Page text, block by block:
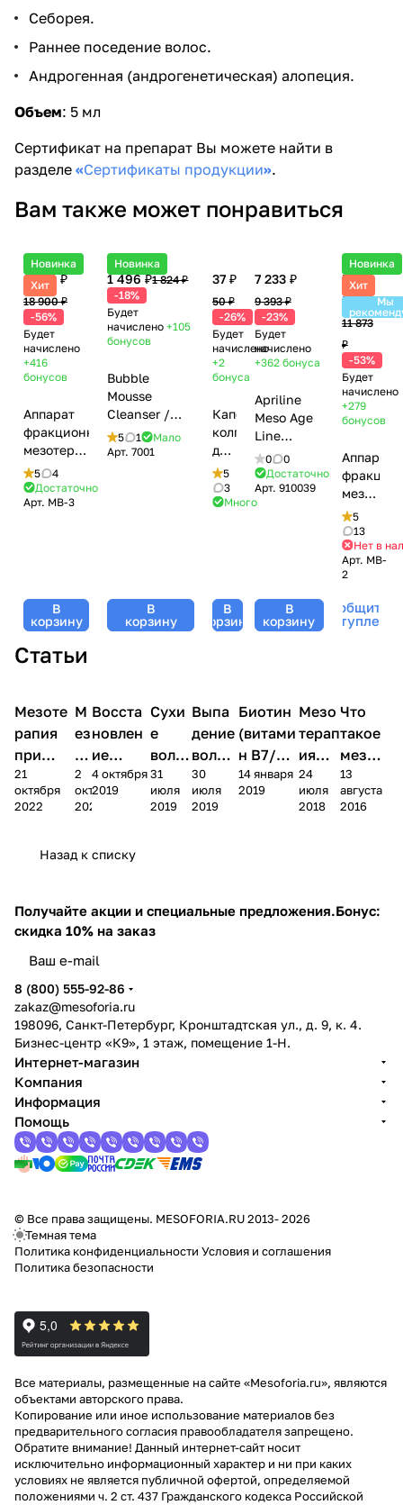
Себорея.
Раннее поседение волос.
Андрогенная (андрогенетическая) алопеция.
Объем: 5 мл
Сертификат на препарат Вы можете найти в
разделе «Сертификаты продукции».
Вам также может понравиться
Новинка
Хит
8 316 ₽
18 900 ₽
-56%
Будет
начислено
+416
бонусов
Аппарат
фракционной
мезотерапиии
DermaPen
(Дермапен)
Mesobox
5
4
Достаточно
Арт. MB-3
В
корзину
Новинка
1 496 ₽1 824 ₽
-18%
Будет
начислено +105
бонусов
Bubble
Mousse
Cleanser /
Воздушный
мусс для
5 1
Мало
Арт.7001
В
корзину
37 ₽
50 ₽
-26%
Будет
начислено
+2
бонуса
Капельница-
колпачок
для
бутылочки,
5-
10
5
3
Много
В
корзину
7 233 ₽
9 393 ₽
-23%
Будет
начислено
+362 бонуса
Apriline
Meso Age
Line
(морщины,
птоз,
увлажнение,
купероз) /
0
0
Достаточно
Арт. 910039
В
корзину
Новинка
Хит
Мы
5 581
₽
11 873
₽
-53%
Будет
начислено
+279
бонусов
Аппарат
DermaPen
MesoBox
MB-2
5
13
Нет в
Арт. MB-
2
Сообщить о
Статьи
Уход за
волосами
Мезоте
рапия
при
алопец
ии:
аты и
против
ния
21
октября
2022
Микроигольчатая
терапия
М
ез
о
р
ол
дл
во
ло
2
октября
2020
Уход за
волосами
Восста
новлен
ие
волос
осенью:
компон
мезоко
ктейлей
4 октября
2019
Уход за
волосами
Сухи
е
воло
сы:
прич
а и
увла
31
июля
2019
Уход за
волосами
Выпа
дение
волос
осень
ю:
укреп
30
июля
2019
Уход за
волосами
Биотин
(витами
н В7/H)
для
волос:
дефици
14 января
2019
Мезотерапия
Мезо
терап
ия
воло
с: что
в и
24
июля
2018
Что
такое
мезок
октей
ль:
бы
13
августа
2016
Назад к списку
Получайте акции и специальные предложения.Бонус:
скидка 10% на заказ
8 (800) 555-92-86
zakaz@mesoforia.ru
198096, Санкт-Петербург, Кронштадтская ул., д. 9, к. 4.
Бизнес-центр «К9», 1 этаж, помещение 1-Н.
Интернет-магазин
Компания
Информация
Помощь
© Все права защищены. MESOFORIA.RU 2013- 2026
Темная тема
Политика конфиденциальности Условия и соглашения
Политика безопасности
Все материалы, размещенные на сайте «Mesoforia.ru», являются
объектами авторского права.
Копирование или иное использование материалов без
предварительного согласия правообладателя запрещено.
Обратите внимание! Данный интернет-сайт носит
исключительно информационный характер и ни при каких
условиях не является публичной офертой, определяемой
положениями ч. 2 ст. 437 Гражданского кодекса Российской